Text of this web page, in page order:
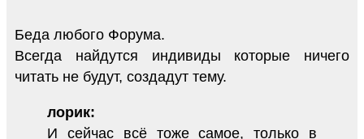
Беда любого Форума.
Всегда найдутся индивиды которые ничего
читать не будут, создадут тему.
лорик:
И сейчас всё тоже самое, только в